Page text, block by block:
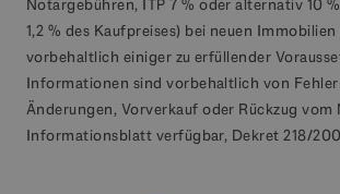
1,2 % des Kaufpreises) bei neuen Immobilien
vorbehaltlich einiger zu erfüllender
Informationen sind vorbehaltlich von
Änderungen, Vorverkauf oder Rückzug vom
Informationsblatt verfügbar, Dekret 218/